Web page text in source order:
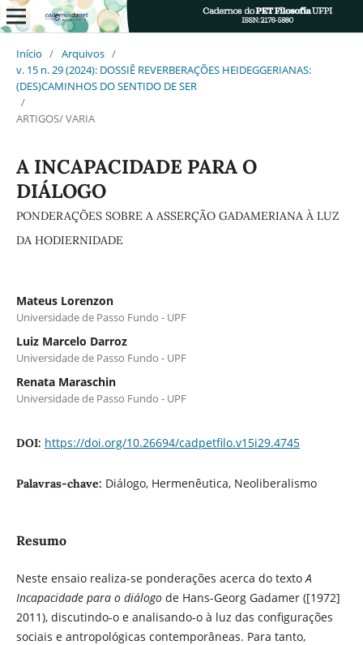
Início / Arquivos /
v. 15 n. 29 (2024): DOSSIÊ REVERBERAÇÕES HEIDEGGERIANAS:
(DES)CAMINHOS DO SENTIDO DE SER
/
ARTIGOS/ VARIA
A INCAPACIDADE PARA O
DIÁLOGO
PONDERAÇÕES SOBRE A ASSERÇÃO GADAMERIANA À LUZ
DA HODIERNIDADE
Mateus Lorenzon
Universidade de Passo Fundo - UPF
Luiz Marcelo Darroz
Universidade de Passo Fundo - UPF
Renata Maraschin
Universidade de Passo Fundo - UPF
DOI: https://doi.org/10.26694/cadpetfilo.v15i29.4745
Palavras-chave: Diálogo, Hermenêutica, Neoliberalismo
Resumo
Neste ensaio realiza-se ponderações acerca do textoA
Incapacidade para o diálogo de Hans-Georg Gadamer ([1972]
2011), discutindo-o e analisando-o à luz das configurações
sociais e antropológicas contemporâneas. Para tanto,